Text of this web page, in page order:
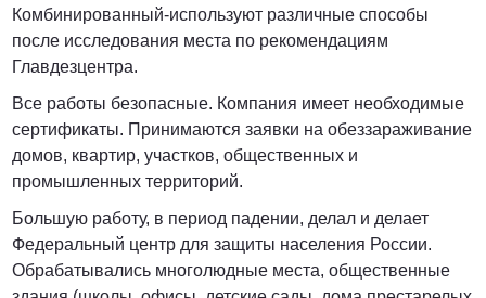
Комбинированный-используют различные способы
после исследования места по рекомендациям
Главдезцентра.
Все работы безопасные. Компания имеет необходимые
сертификаты. Принимаются заявки на обеззараживание
домов, квартир, участков, общественных и
промышленных территорий.
Большую работу, в период падении, делал и делает
Федеральный центр для защиты населения России.
Обрабатывались многолюдные места, общественные